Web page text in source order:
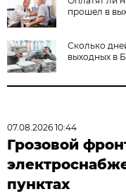
прошел в
Сколько
выходных в
07.08.2026 10:44
Грозовой
пунктах